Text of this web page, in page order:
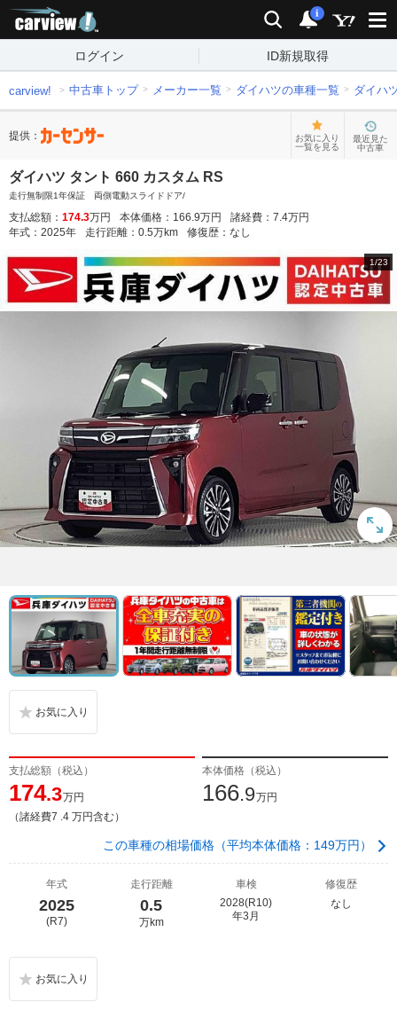
検索 通知
i
ログイン ID新規取得
carview! 中古車トップ メーカー一覧 ダイハツの車種一覧 ダイハ
提供：
お気に入り
一覧を見る
最近見た
中古車
ダイハツ タント 660 カスタム RS
走行無制限1年保証 両側電動スライドドア/
支払総額： 174.3万円 本体価格： 166.9万円 諸経費： 7.4万円
年式： 2025年 走行距離： 0.5万km 修復歴： なし
1/23
支払総額（税込）
174.3万円
（諸経費7 .4 万円含む）
本体価格（税込）
166.9万円
この車種の相場価格（平均本体価格：149万円）
年式
2025
(R7)
走行距離
0.5
万km
車検
2028(R10)
年3月
修復歴
なし